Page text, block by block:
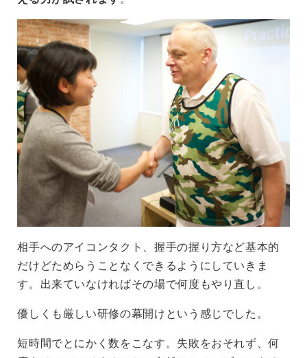
相手へのアイコンタクト、握手の握り方など基本的
だけどためらうことなくできるようにしていきま
す。出来ていなければその場で何度もやり直し。
優しくも厳しい研修の幕開けという感じでした。
短時間でとにかく数をこなす。失敗をおそれず、何